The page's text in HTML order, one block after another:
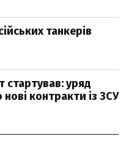
танкерів
стартував: уряд
контракти із ЗСУ